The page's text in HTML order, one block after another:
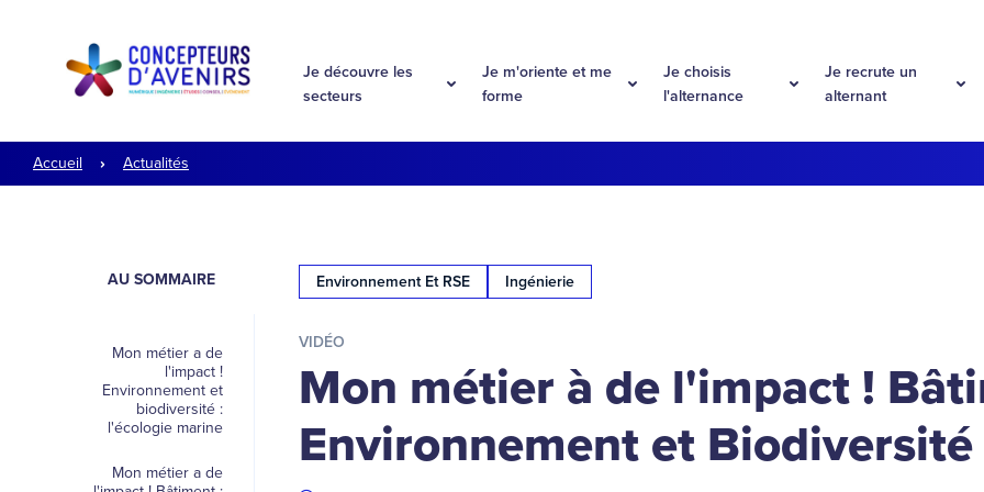
Je découvre les
secteurs
Je m'oriente et me
forme
Je choisis
l'alternance
Je recrute un
alternant
Accueil Actualités
AU SOMMAIRE
Mon métier a de
l'impact !
Environnement et
biodiversité :
l'écologie marine
Mon métier a de
Environnement Et RSE Ingénierie
VIDÉO
Mon métier à de l'impact !
Environnement et Biodiversité